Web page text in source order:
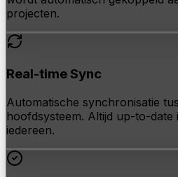
projecten.
Real-time Sync
Automatische synchronisatie
hoofdsysteem. Altijd up-to-
iedereen.